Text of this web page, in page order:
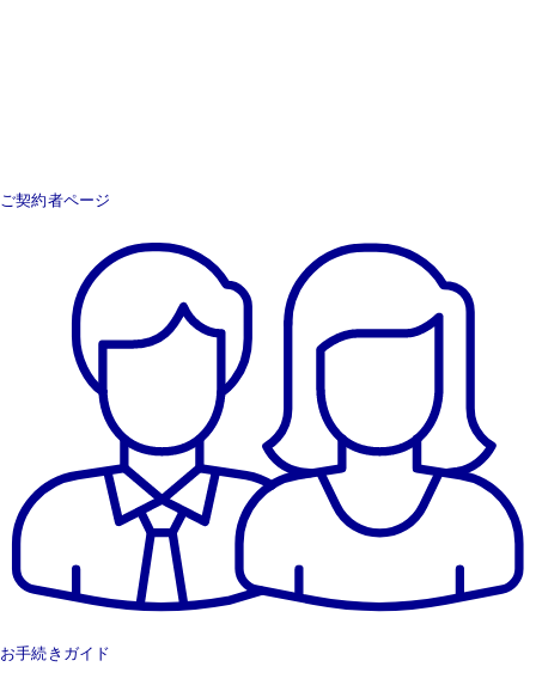
ご契約者ページ
お手続きガイド